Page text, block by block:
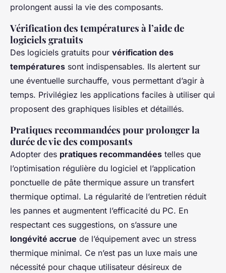
prolongent aussi la vie des composants.
Vérification des températures à l’aide de
logiciels gratuits
Des logiciels gratuits pour vérification des
températures sont indispensables. Ils alertent sur
une éventuelle surchauffe, vous permettant d’agir à
temps. Privilégiez les applications faciles à utiliser qui
proposent des graphiques lisibles et détaillés.
Pratiques recommandées pour prolonger la
durée de vie des composants
Adopter des pratiques recommandées telles que
l’optimisation régulière du logiciel et l’application
ponctuelle de pâte thermique assure un transfert
thermique optimal. La régularité de l’entretien réduit
les pannes et augmentent l’efficacité du PC. En
respectant ces suggestions, on s’assure une
longévité accrue de l’équipement avec un stress
thermique minimal. Ce n’est pas un luxe mais une
nécessité pour chaque utilisateur désireux de